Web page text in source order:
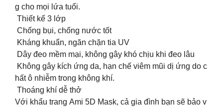
g cho mọi lứa tuổi.
Thiết kế 3 lớp
Chống bụi, chống nước tốt
Kháng khuẩn, ngăn chặn tia UV
Dây đeo mềm mại, không gây khó chịu khi đeo lâu
Không gây kích ứng da, hạn chế viêm mũi dị ứng do c
hất ô nhiễm trong không khí.
Thoáng khí dễ thở
Với khẩu trang Ami 5D Mask, cả gia đình bạn sẽ bảo v